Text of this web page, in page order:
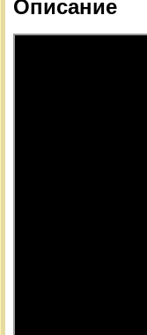
Описание